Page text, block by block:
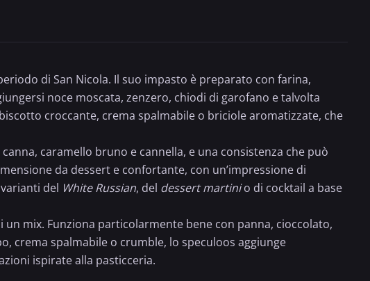
di San Nicola. Il suo impasto è preparato con farina,
noce moscata, zenzero, chiodi di garofano e talvolta
croccante, crema spalmabile o briciole aromatizzate, che
caramello bruno e cannella, e una consistenza che può
da dessert e confortante, con un’impressione di
del White Russian, del dessert martinio di cocktail a base
mix. Funziona particolarmente bene con panna, cioccolato,
crema spalmabile o crumble, lo speculoos aggiunge
ispirate alla pasticceria.